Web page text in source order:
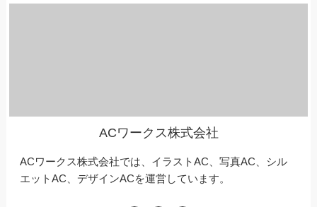
ACワークス株式会社
ACワークス株式会社では、イラストAC、写真AC、シル
エットAC、デザインACを運営しています。